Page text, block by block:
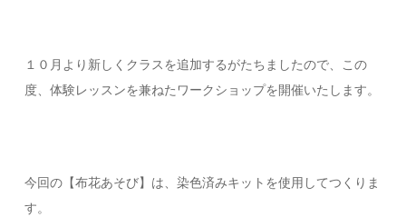
１０月より新しくクラスを追加するがたちましたので、この
度、体験レッスンを兼ねたワークショップを開催いたします。
今回の【布花あそび】は、染色済みキットを使用してつくりま
す。